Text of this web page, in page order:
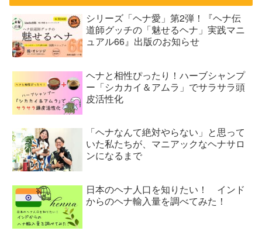
シリーズ「ヘナ愛」第2弾！『ヘナ伝
道師グッチの「魅せるヘナ」実践マニ
ュアル66』出版のお知らせ
ヘナと相性ぴったり！ハーブシャンプ
ー「シカカイ＆アムラ」でサラサラ頭
皮活性化
「ヘナなんて絶対やらない」と思って
いた私たちが、マニアックなヘナサロ
ンになるまで
日本のヘナ人口を知りたい！ インド
からのヘナ輸入量を調べてみた！